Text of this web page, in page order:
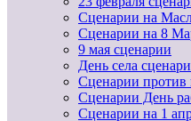
Сценарии на
Сценарии на 8
9 мая сценарии
День села
Сценарии против
Сценарии День
Сценарии на 1